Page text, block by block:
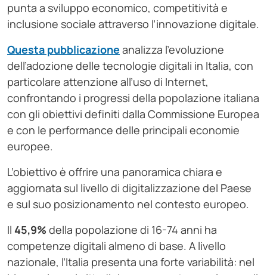
punta a sviluppo economico, competitività e
inclusione sociale attraverso l’innovazione digitale.
Questa pubblicazione analizza l’evoluzione
dell’adozione delle tecnologie digitali in Italia, con
particolare attenzione all’uso di Internet,
confrontando i progressi della popolazione italiana
con gli obiettivi definiti dalla Commissione Europea
e con le performance delle principali economie
europee.
L’obiettivo è offrire una panoramica chiara e
aggiornata sul livello di digitalizzazione del Paese
e sul suo posizionamento nel contesto europeo.
Il 45,9% della popolazione di 16-74 anni ha
competenze digitali almeno di base. A livello
nazionale, l’Italia presenta una forte variabilità: nel